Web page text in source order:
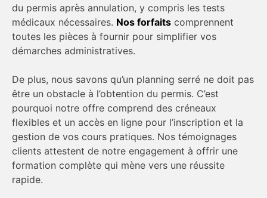
du permis après annulation, y compris les tests
médicaux nécessaires. Nos forfaits comprennent
toutes les pièces à fournir pour simplifier vos
démarches administratives.
De plus, nous savons qu’un planning serré ne doit pas
être un obstacle à l’obtention du permis. C’est
pourquoi notre offre comprend des créneaux
flexibles et un accès en ligne pour l’inscription et la
gestion de vos cours pratiques. Nos témoignages
clients attestent de notre engagement à offrir une
formation complète qui mène vers une réussite
rapide.